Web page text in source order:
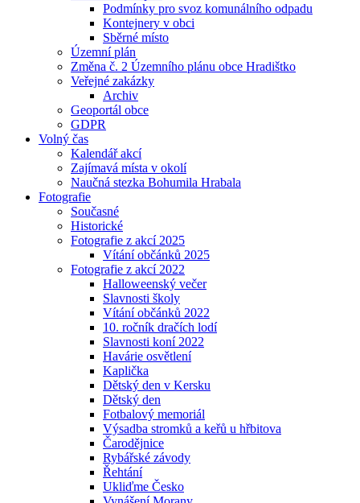
Podmínky pro svoz komunálního odpadu
Kontejnery v obci
Sběrné místo
Územní plán
Změna č. 2 Územního plánu obce Hradištko
Veřejné zakázky
Archiv
Geoportál obce
GDPR
Volný čas
Kalendář akcí
Zajímavá místa v okolí
Naučná stezka Bohumila Hrabala
Fotografie
Současné
Historické
Fotografie z akcí 2025
Vítání občánků 2025
Fotografie z akcí 2022
Halloweenský večer
Slavnosti školy
Vítání občánků 2022
10. ročník dračích lodí
Slavnosti koní 2022
Havárie osvětlení
Kaplička
Dětský den v Kersku
Dětský den
Fotbalový memoriál
Výsadba stromků a keřů u hřbitova
Čarodějnice
Rybářské závody
Řehtání
Ukliďme Česko